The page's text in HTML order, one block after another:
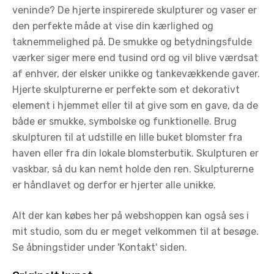
veninde? De hjerte inspirerede skulpturer og vaser er
den perfekte måde at vise din kærlighed og
taknemmelighed på. De smukke og betydningsfulde
værker siger mere end tusind ord og vil blive værdsat
af enhver, der elsker unikke og tankevækkende gaver.
Hjerte skulpturerne er perfekte som et dekorativt
element i hjemmet eller til at give som en gave, da de
både er smukke, symbolske og funktionelle. Brug
skulpturen til at udstille en lille buket blomster fra
haven eller fra din lokale blomsterbutik. Skulpturen er
vaskbar, så du kan nemt holde den ren. Skulpturerne
er håndlavet og derfor er hjerter alle unikke.
Alt der kan købes her på webshoppen kan også ses i
mit studio, som du er meget velkommen til at besøge.
Se åbningstider under 'Kontakt' siden.